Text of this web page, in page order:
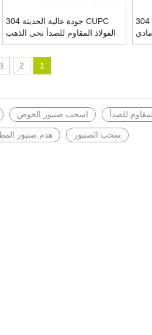
CUPC جودة عالية الحديثة 304
CUPC جودة عالية الحديثة 304
الفولاذ المقاوم للصدأ نحى الذهب
ثقب واحد سحب خلاط المطبخ
صنبور
1
2
اسحب صنبور الحوض
هدم صنبور سحب الصنبور